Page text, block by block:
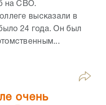
на СВО.
высказали в
24 года. Он был
очень